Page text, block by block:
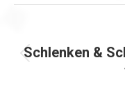
Schlenken &